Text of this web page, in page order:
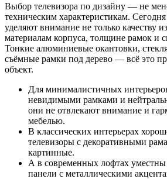
Выбор телевизора по дизайну — не
техническим характеристикам.
уделяют внимание не только качеству
материалам корпуса, толщине рамок и
Тонкие алюминиевые окантовки,
съёмные рамки под дерево — всё это
объект.
Для минималистичных
невидимыми рамками и
они не отвлекают внимание и
мебелью.
В классических интерьерах
телевизоры с декоративными
картинные.
А в современных лофтах
панели с металлическими